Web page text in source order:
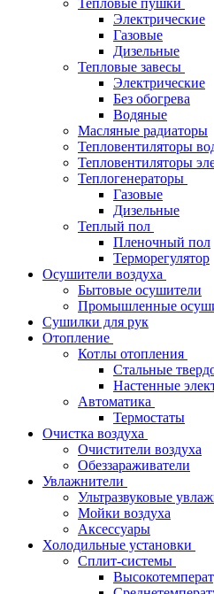
Электрические
Газовые
Дизельные
Тепловые завесы
Электрические
Без обогрева
Водяные
Масляные радиаторы
Тепловентиляторы
Тепловентиляторы
Теплогенераторы
Газовые
Дизельные
Теплый пол
Пленочный пол
Терморегулятор
Осушители воздуха
Бытовые осушители
Промышленные
Сушилки для рук
Отопление
Котлы отопления
Стальные
Настенные
Автоматика
Термостаты
Очистка воздуха
Очистители воздуха
Обеззараживатели
Увлажнители
Ультразвуковые
Мойки воздуха
Аксессуары
Холодильные установки
Сплит-системы